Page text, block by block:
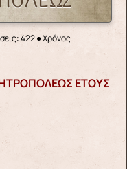
422● Χρόνος